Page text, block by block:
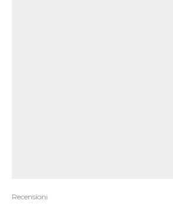
Recensioni